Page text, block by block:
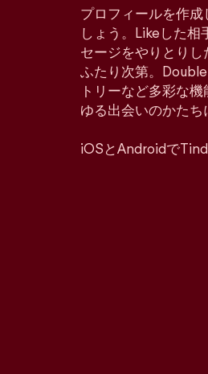
プロフィールを作
しょう。Likeした相
セージをやりとり
ふたり次第。
トリーなど多彩な
ゆる出会いのかたち
iOSとAndroidで